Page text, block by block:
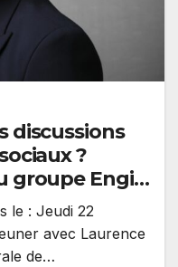
discussions
?
groupe Engie
semaines et
Poirier-
de GRDF,
le : Jeudi 22
avec Laurence
de…